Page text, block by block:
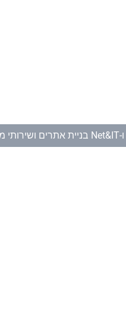
ו-Net&IT בניית אתרים ושירותי מחשוב